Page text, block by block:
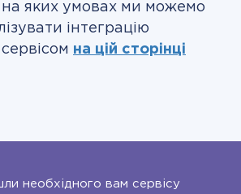
на яких умовах ми можемо
інтеграцію
на цій сторінці
необхідного вам сервісу